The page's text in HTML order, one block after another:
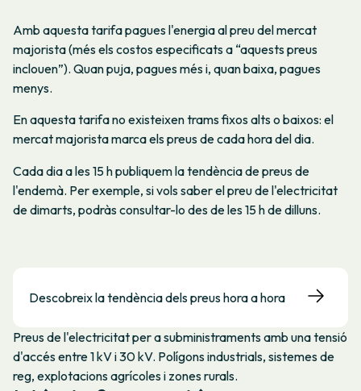
Amb aquesta tarifa pagues l'energia al preu del mercat
majorista (més els costos especificats a “aquests preus
inclouen”). Quan puja, pagues més i, quan baixa, pagues
menys.
En aquesta tarifa no existeixen trams fixos alts o baixos: el
mercat majorista marca els preus de cada hora del dia.
Cada dia a les 15 h publiquem la tendència de preus de
l'endemà. Per exemple, si vols saber el preu de l'electricitat
de dimarts, podràs consultar-lo des de les 15 h de dilluns.
Descobreix la tendència dels preus hora a hora
Preus de l'electricitat per a subministraments amb una tensió
d'accés entre 1 kV i 30 kV. Polígons industrials, sistemes de
reg, explotacions agrícoles i zones rurals.